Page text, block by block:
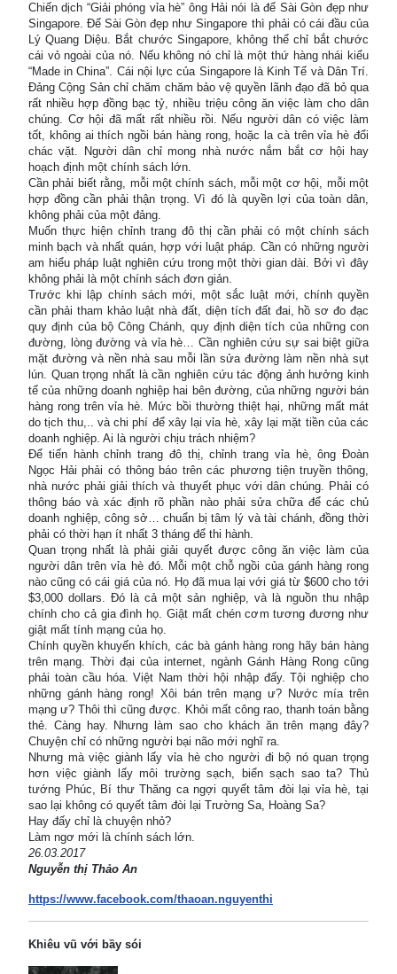
Chiến dịch “Giải phóng vỉa hè” ông Hải nói là để Sài Gòn đẹp như
Singapore. Để Sài Gòn đẹp như Singapore thì phải có cái đầu của
Lý Quang Diệu. Bắt chước Singapore, không thể chỉ bắt chước
cái vỏ ngoài của nó. Nếu không nó chỉ là một thứ hàng nhái kiểu
“Made in China”. Cái nội lực của Singapore là Kinh Tế và Dân Trí.
Đảng Cộng Sản chỉ chăm chăm bảo vệ quyền lãnh đạo đã bỏ qua
rất nhiều hợp đồng bạc tỷ, nhiều triệu công ăn việc làm cho dân
chúng. Cơ hội đã mất rất nhiều rồi. Nếu người dân có việc làm
tốt, không ai thích ngồi bán hàng rong, hoặc la cà trên vỉa hè đổi
chác vặt. Người dân chỉ mong nhà nước nắm bắt cơ hội hay
hoạch định một chính sách lớn.
Cần phải biết rằng, mỗi một chính sách, mỗi một cơ hội, mỗi một
hợp đồng cần phải thận trọng. Vì đó là quyền lợi của toàn dân,
không phải của một đảng.
Muốn thực hiện chỉnh trang đô thị cần phải có một chính sách
minh bạch và nhất quán, hợp với luật pháp. Cần có những người
am hiểu pháp luật nghiên cứu trong một thời gian dài. Bởi vì đây
không phải là một chính sách đơn giản.
Trước khi lập chính sách mới, một sắc luật mới, chính quyền
cần phải tham khảo luật nhà đất, diện tích đất đai, hồ sơ đo đạc
quy định của bộ Công Chánh, quy định diện tích của những con
đường, lòng đường và vỉa hè… Cần nghiên cứu sự sai biệt giữa
mặt đường và nền nhà sau mỗi lần sửa đường làm nền nhà sụt
lún. Quan trọng nhất là cần nghiên cứu tác động ảnh hưởng kinh
tế của những doanh nghiệp hai bên đường, của những người bán
hàng rong trên vỉa hè. Mức bồi thường thiệt hại, những mất mát
do tịch thu,.. và chi phí để xây lại vỉa hè, xây lại mặt tiền của các
doanh nghiệp. Ai là người chịu trách nhiệm?
Để tiến hành chỉnh trang đô thị, chỉnh trang vỉa hè, ông Đoàn
Ngọc Hải phải có thông báo trên các phương tiện truyền thông,
nhà nước phải giải thích và thuyết phục với dân chúng. Phải có
thông báo và xác định rõ phần nào phải sửa chữa để các chủ
doanh nghiệp, công sở… chuẩn bị tâm lý và tài chánh, đồng thời
phải có thời hạn ít nhất 3 tháng để thi hành.
Quan trọng nhất là phải giải quyết được công ăn việc làm của
người dân trên vỉa hè đó. Mỗi một chỗ ngồi của gánh hàng rong
nào cũng có cái giá của nó. Họ đã mua lại với giá từ $600 cho tới
$3,000 dollars. Đó là cả một sản nghiệp, và là nguồn thu nhập
chính cho cả gia đình họ. Giật mất chén cơm tương đương như
giật mất tính mạng của họ.
Chính quyền khuyến khích, các bà gánh hàng rong hãy bán hàng
trên mạng. Thời đại của internet, ngành Gánh Hàng Rong cũng
phải toàn cầu hóa. Việt Nam thời hội nhập đấy. Tội nghiệp cho
những gánh hàng rong! Xôi bán trên mạng ư? Nước mía trên
mạng ư? Thôi thì cũng được. Khỏi mất công rao, thanh toán bằng
thẻ. Càng hay. Nhưng làm sao cho khách ăn trên mạng đây?
Chuyện chỉ có những người bại não mới nghĩ ra.
Nhưng mà việc giành lấy vỉa hè cho người đi bộ nó quan trọng
hơn việc giành lấy môi trường sạch, biển sạch sao ta? Thủ
tướng Phúc, Bí thư Thăng ca ngợi quyết tâm đòi lại vỉa hè, tại
sao lại không có quyết tâm đòi lại Trường Sa, Hoàng Sa?
Hay đấy chỉ là chuyện nhỏ?
Làm ngơ mới là chính sách lớn.
26.03.2017
Nguyễn thị Thảo An
https://www.facebook.com/thaoan.nguyenthi
Khiêu vũ với bầy sói